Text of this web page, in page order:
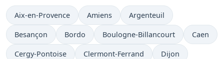
Aix-en-Provence Amiens Argenteuil
Besançon Bordo Boulogne-Billancourt Caen
Cergy-Pontoise Clermont-Ferrand Dijon